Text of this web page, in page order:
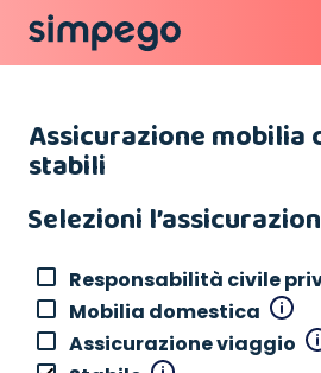
Assicurazione mobilia
stabili
Selezioni
Responsabilità civile
Mobilia domestica
Assicurazione viaggio